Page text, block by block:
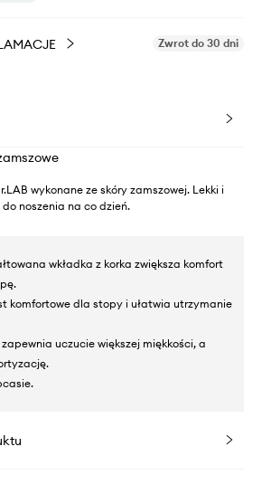
Zwrot do 30 dni
wykonane ze skóry zamszowej. Lekki i
noszenia na co dzień.
wkładka z korka zwiększa komfort
komfortowe dla stopy i ułatwia utrzymanie
uczucie większej miękkości, a